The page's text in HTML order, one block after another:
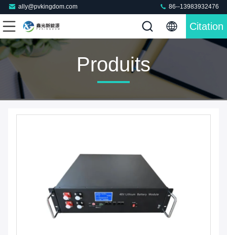
ally@pvkingdom.com 86--13983932476
Citation
Produits